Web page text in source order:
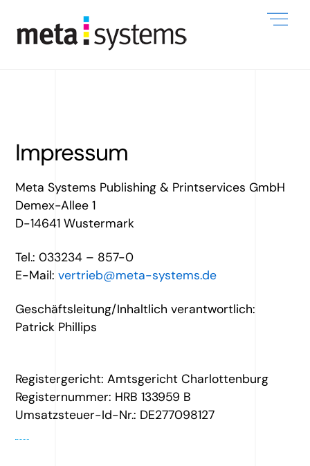
content
Impressum
Meta Systems Publishing & Printservices GmbH
Demex-Allee 1
D-14641 Wustermark
Tel.: 033234 – 857-0
E-Mail:vertrieb@meta-systems.de
Geschäftsleitung/Inhaltlich verantwortlich:
Patrick Phillips
Registergericht: Amtsgericht Charlottenburg
Registernummer: HRB 133959 B
Umsatzsteuer-Id-Nr.: DE277098127